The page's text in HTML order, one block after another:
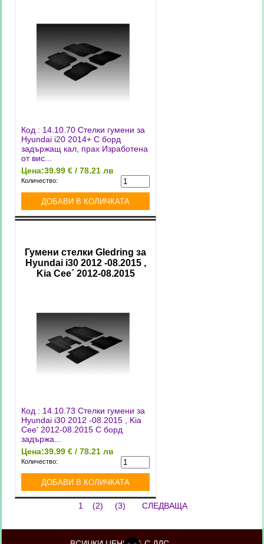
Код : 14.10.70 Стелки гумени за
Hyundai i20 2014+ С борд
задържащ кал, прах Изработена
от вис...
Цена:39.99 € / 78.21 лв
Количество:
Гумени стелки Gledring за
Hyundai i30 2012 -08.2015 ,
Kia Cee´ 2012-08.2015
Код : 14.10.73 Стелки гумени за
Hyundai i30 2012 -08.2015 , Kia
Cee' 2012-08.2015 С борд
задържа...
Цена:39.99 € / 78.21 лв
Количество:
1 (2) (3) СЛЕДВАЩА